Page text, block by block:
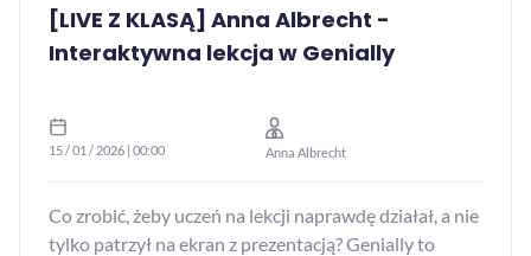
[LIVE Z KLASĄ] Anna Albrecht -
Interaktywna lekcja w Genially
15 / 01 / 2026 | 00:00 Anna Albrecht
Co zrobić, żeby uczeń na lekcji naprawdę działał, a nie
tylko patrzył na ekran z prezentacją? Genially to